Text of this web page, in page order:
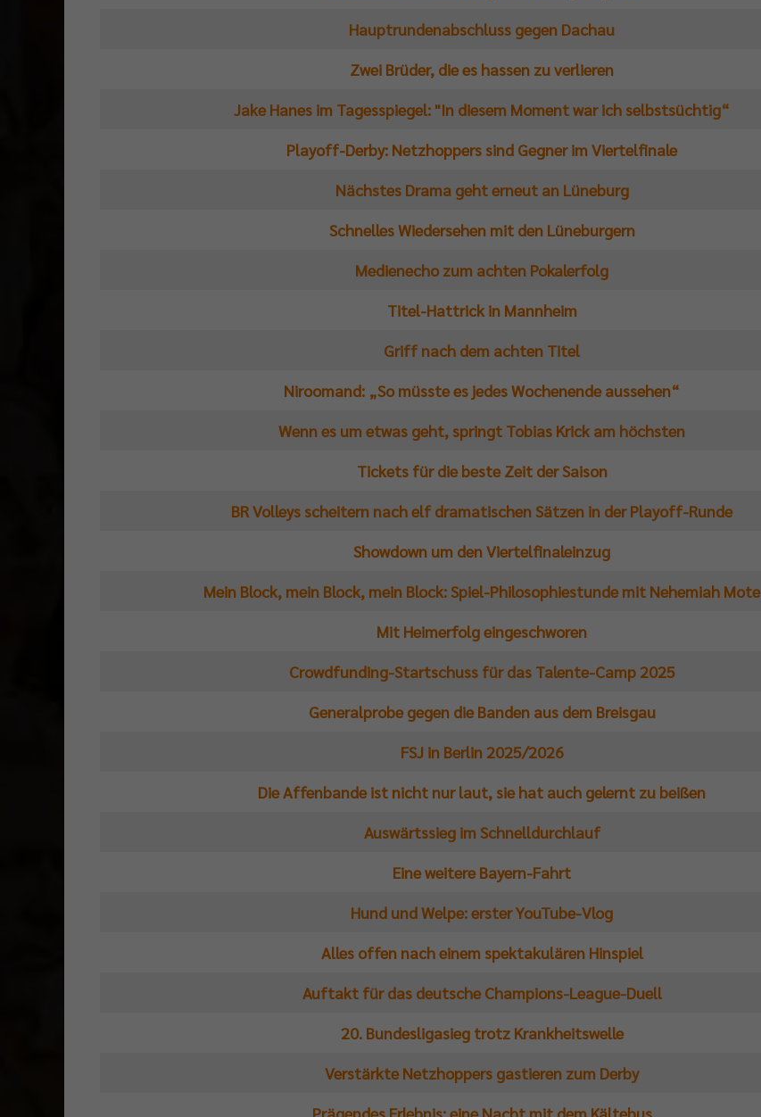
Hauptrundenabschluss gegen Dachau
Zwei Brüder, die es hassen zu verlieren
Jake Hanes im Tagesspiegel: "In diesem Moment war ich selbstsüchtig“
Playoff-Derby: Netzhoppers sind Gegner im Viertelfinale
Nächstes Drama geht erneut an Lüneburg
Schnelles Wiedersehen mit den Lüneburgern
Medienecho zum achten Pokalerfolg
Titel-Hattrick in Mannheim
Griff nach dem achten Titel
Niroomand: „So müsste es jedes Wochenende aussehen“
Wenn es um etwas geht, springt Tobias Krick am höchsten
Tickets für die beste Zeit der Saison
BR Volleys scheitern nach elf dramatischen Sätzen in der Playoff-Runde
Showdown um den Viertelfinaleinzug
Mein Block, mein Block, mein Block: Spiel-Philosophiestunde mit Nehemiah Mote
Mit Heimerfolg eingeschworen
Crowdfunding-Startschuss für das Talente-Camp 2025
Generalprobe gegen die Banden aus dem Breisgau
FSJ in Berlin 2025/2026
Die Affenbande ist nicht nur laut, sie hat auch gelernt zu beißen
Auswärtssieg im Schnelldurchlauf
Eine weitere Bayern-Fahrt
Hund und Welpe: erster YouTube-Vlog
Alles offen nach einem spektakulären Hinspiel
Auftakt für das deutsche Champions-League-Duell
20. Bundesligasieg trotz Krankheitswelle
Verstärkte Netzhoppers gastieren zum Derby